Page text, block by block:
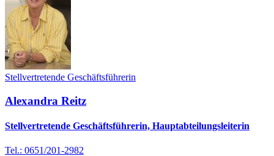
Stellvertretende Geschäftsführerin
Alexandra Reitz
Stellvertretende Geschäftsführerin, Hauptabteilungsleiterin
Tel.: 0651/201-2982